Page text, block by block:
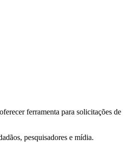
ferramenta para solicitações de
pesquisadores e mídia.